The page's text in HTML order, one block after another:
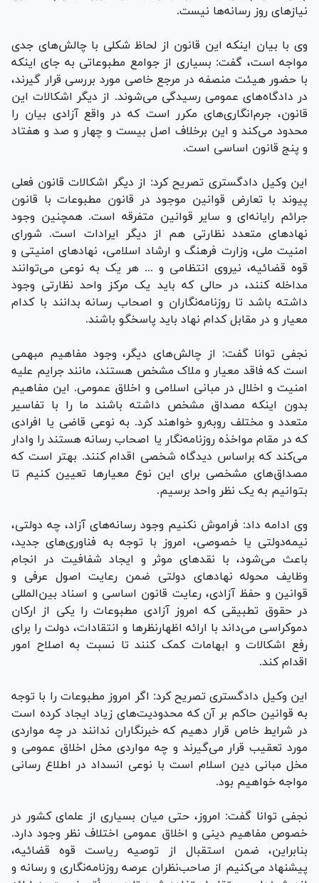
نیاز‌های روز رسانه‌ها نیست.
وی با بیان اینکه این قانون از لحاظ شکلی با چالش‌های جدی
مواجه است، گفت: بسیاری از جوامع مطبوعاتی به جای اینکه
با حضور هیئت منصفه در مرجع خاصی مورد بررسی قرار گیرند،
در دادگاه‌های عمومی رسیدگی می‌شوند. از دیگر اشکالات این
قانون، جرم‌انگاری‌های مکرر است که در واقع آزادی بیان را
محدود می‌کند و این برخلاف اصل بیست و چهار و صد و هفتاد
و پنج قانون اساسی است.
این وکیل دادگستری تصریح کرد: از دیگر اشکالات قانون فعلی
پیوند با تعارض قوانین موجود در قانون مطبوعات با قانون
جرائم رایانه‌ای و سایر قوانین متفرقه است. همچنین وجود
نهاد‌های متعدد نظارتی هم از دیگر ایرادات است. شورای
امنیت ملی، وزارت فرهنگ و ارشاد اسلامی، نهاد‌های امنیتی و
قوه قضائیه، نیروی انتظامی و ... هر یک به نوعی می‌توانند
مداخله کنند، در حالی که باید یک مرکز واحد نظارتی وجود
داشته باشد تا روزنامه‌نگاران و اصحاب رسانه بدانند با کدام
معیار و در مقابل کدام نهاد باید پاسخگو باشند.
نجفی توانا گفت: از چالش‌های دیگر، وجود مفاهیم مبهمی
است که فاقد معیار و ملاک مشخص هستند، مانند جرایم علیه
امنیت و اخلال در مبانی اسلامی و اخلاق عمومی. این مفاهیم
بدون اینکه مصداق مشخص داشته باشند ما را با تفاسیر
متعدد و مختلف رو‌به‌رو خواهند کرد. به نوعی قاضی یا افرادی
که در مقام مواخذه روزنامه‌نگار یا اصحاب رسانه هستند را وادار
می‌کند که براساس دیدگاه شخصی اقدام کنند. بهتر است که
مصداق‌های مشخصی برای این نوع معیار‌ها تعیین کنیم تا
بتوانیم به یک نظر واحد برسیم.
وی ادامه داد: فراموش نکنیم وجود رسانه‌های آزاد، چه دولتی،
نیمه‌دولتی یا خصوصی، امروز با توجه به فناوری‌های جدید،
باعث می‌شود، با نقد‌های موثر و ایجاد شفافیت در انجام
وظایف محوله نهاد‌های دولتی ضمن رعایت اصول عرفی و
قوانین و حفظ آزادی، رعایت قانون اساسی و اسناد بین‌المللی
در حقوق تطبیقی که امروز آزادی مطبوعات را یکی از ارکان
دموکراسی می‌داند با ارائه اظهارنظر‌ها و انتقادات، دولت را برای
رفع اشکالات و ابهامات کمک کنند تا نسبت به اصلاح امور
اقدام کند.
این وکیل دادگستری تصریح کرد: اگر امروز مطبوعات را با توجه
به قوانین حاکم بر آن که محدودیت‌های زیاد ایجاد کرده است
در شرایط خاص قرار دهیم که خبرنگاران ندانند در چه مواردی
مورد تعقیب قرار می‌گیرند و چه مواردی مخل اخلاق عمومی و
مخل مبانی دین اسلام است با نوعی انسداد در اطلاع رسانی
مواجه خواهیم بود.
نجفی توانا گفت: امروز، حتی میان بسیاری از علمای کشور در
خصوص مفاهیم دینی و اخلاق عمومی اختلاف نظر وجود دارد.
بنابراین، ضمن استقبال از توصیه ریاست قوه قضائیه،
پیشنهاد می‌کنیم از صاحب‌نظران عرصه روزنامه‌نگاری و رسانه و